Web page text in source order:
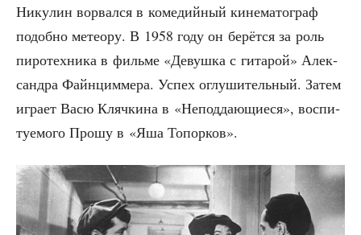
Нику­лин ворвал­ся в коме­дий­ный кине­ма­то­граф
подоб­но метео­ру. В 1958 году он берёт­ся за роль
пиро­тех­ни­ка в филь­ме «Девуш­ка с гита­рой» Алек­
сандра Файн­цим­ме­ра. Успех оглу­ши­тель­ный. Затем
игра­ет Васю Кляч­ки­на в «Непод­да­ю­щи­е­ся», вос­пи­
ту­е­мо­го Про­шу в «Яша Топорков».